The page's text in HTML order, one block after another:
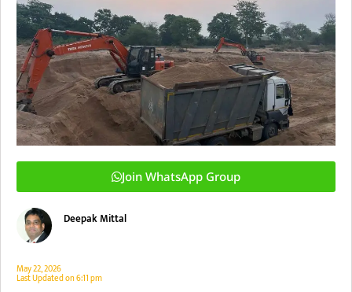
Join WhatsApp Group
Deepak Mittal
May 22, 2026
Last Updated on6:11 pm